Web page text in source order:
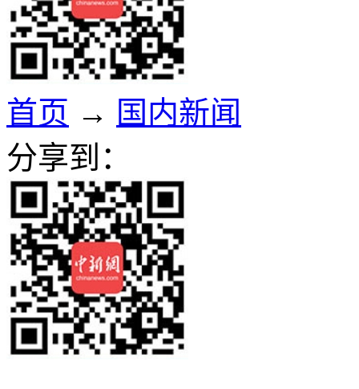
首页 → 国内新闻
分享到：